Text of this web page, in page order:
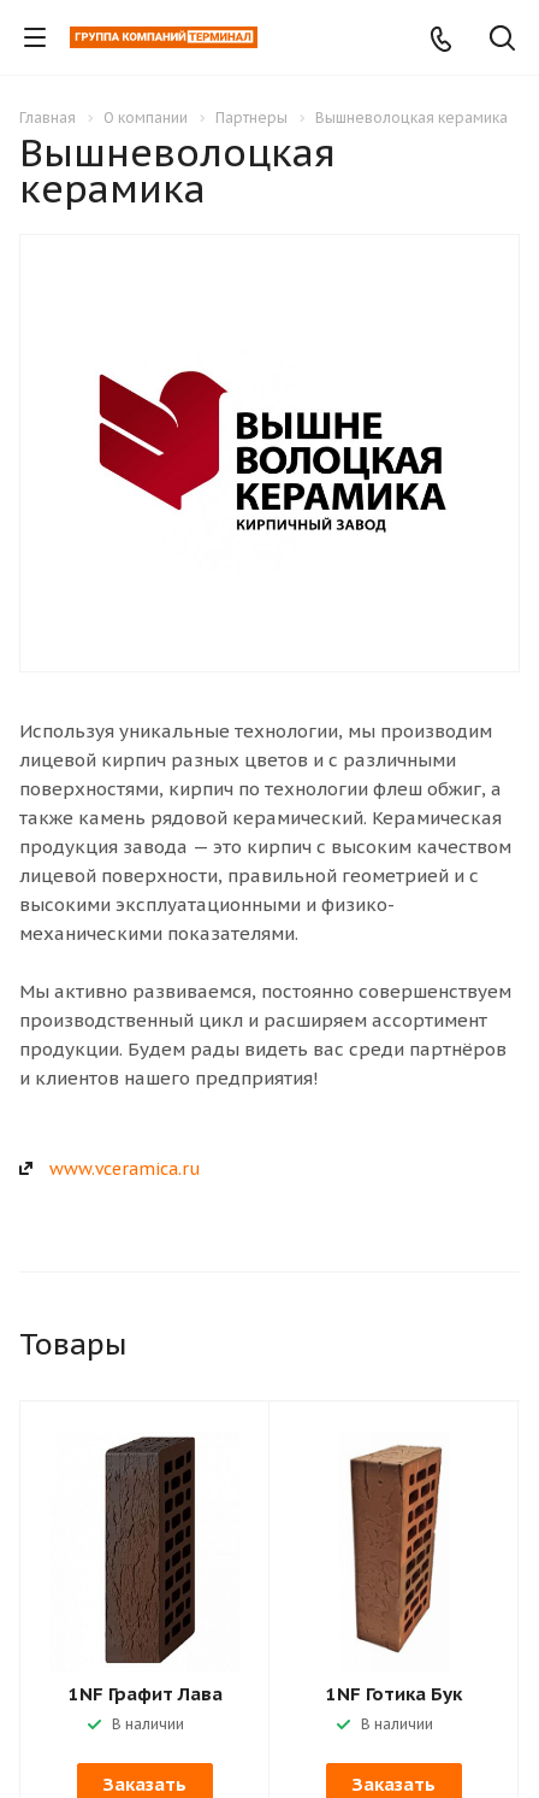
Главная О компании Партнеры Вышневолоцкая керамика
Вышневолоцкая
керамика
Используя уникальные технологии, мы производим
лицевой кирпич разных цветов и с различными
поверхностями, кирпич по технологии флеш обжиг, а
также камень рядовой керамический. Керамическая
продукция завода — это кирпич с высоким качеством
лицевой поверхности, правильной геометрией и с
высокими эксплуатационными и физико-
механическими показателями.
Мы активно развиваемся, постоянно совершенствуем
производственный цикл и расширяем ассортимент
продукции. Будем рады видеть вас среди партнёров
и клиентов нашего предприятия!
www.vceramica.ru
Товары
1NF Графит Лава
В наличии
Заказать
1NF Готика Бук
В наличии
Заказать